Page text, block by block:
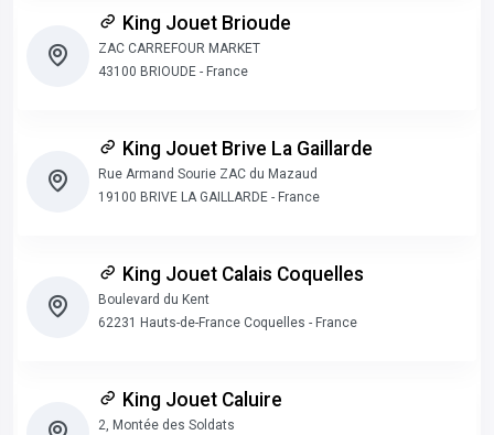
King Jouet Brioude
ZAC CARREFOUR MARKET
43100 BRIOUDE - France
King Jouet Brive La Gaillarde
Rue Armand Sourie ZAC du Mazaud
19100 BRIVE LA GAILLARDE - France
King Jouet Calais Coquelles
Boulevard du Kent
62231 Hauts-de-France Coquelles - France
King Jouet Caluire
2, Montée des Soldats